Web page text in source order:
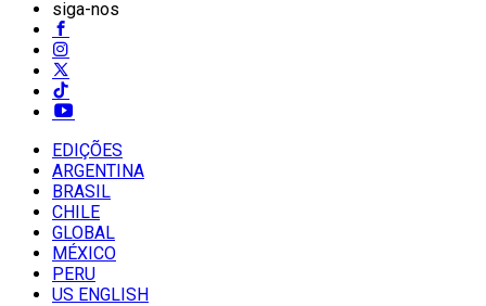
siga-nos
EDIÇÕES
ARGENTINA
BRASIL
CHILE
GLOBAL
MÉXICO
PERU
US ENGLISH